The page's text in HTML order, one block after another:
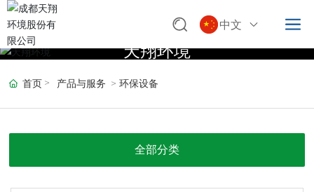
中文
天翔环境
首页 产品与服务 环保设备
全部分类